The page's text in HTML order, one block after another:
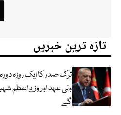
تازہ ترین خبریں
ترک صدر کا ایک روزہ
ولی عہد اور وزیراعظم
گے